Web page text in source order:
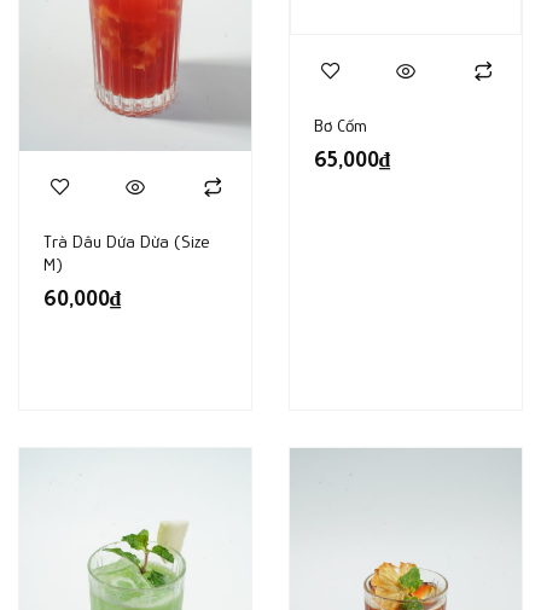
Trà Dâu Dứa Dừa (size
M)
60,000₫
Bơ Cốm
65,000₫